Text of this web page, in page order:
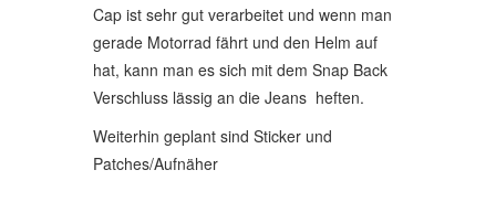
Cap ist sehr gut verarbeitet und wenn man
gerade Motorrad fährt und den Helm auf
hat, kann man es sich mit dem Snap Back
Verschluss lässig an die Jeans heften.
Weiterhin geplant sind Sticker und
Patches/Aufnäher